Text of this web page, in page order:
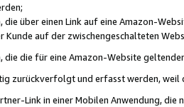
die über einen Link auf eine Amazon-
auf der zwischengeschalteten
die für eine Amazon-Website
zurückverfolgt und erfasst werden,
Link in einer Mobilen Anwendung,